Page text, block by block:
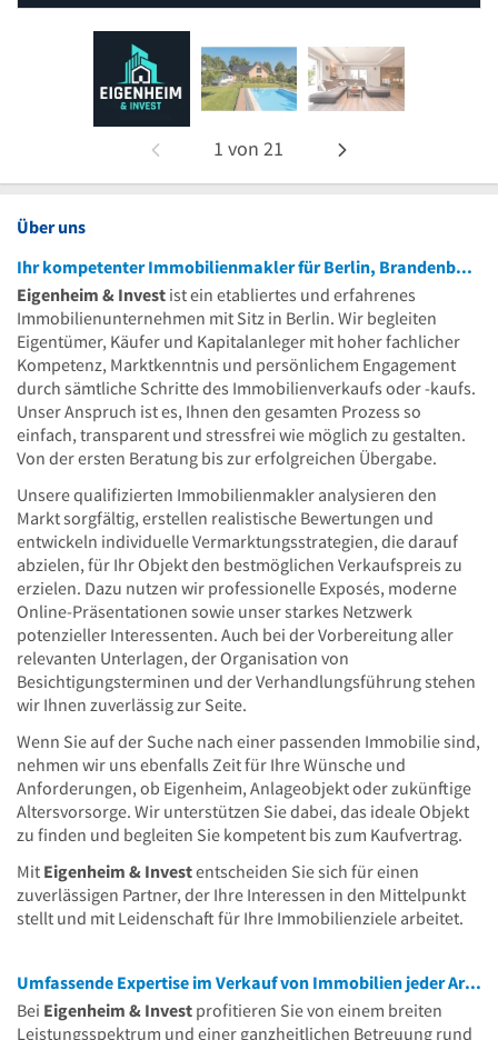
1 von 21
Über uns
Ihr kompetenter Immobilienmakler für Berlin, Brandenburg und Umgebung
Eigenheim & Invest ist ein etabliertes und erfahrenes
Immobilienunternehmen mit Sitz in Berlin. Wir begleiten
Eigentümer, Käufer und Kapitalanleger mit hoher fachlicher
Kompetenz, Marktkenntnis und persönlichem Engagement
durch sämtliche Schritte des Immobilienverkaufs oder -kaufs.
Unser Anspruch ist es, Ihnen den gesamten Prozess so
einfach, transparent und stressfrei wie möglich zu gestalten.
Von der ersten Beratung bis zur erfolgreichen Übergabe.
Unsere qualifizierten Immobilienmakler analysieren den
Markt sorgfältig, erstellen realistische Bewertungen und
entwickeln individuelle Vermarktungsstrategien, die darauf
abzielen, für Ihr Objekt den bestmöglichen Verkaufspreis zu
erzielen. Dazu nutzen wir professionelle Exposés, moderne
Online-Präsentationen sowie unser starkes Netzwerk
potenzieller Interessenten. Auch bei der Vorbereitung aller
relevanten Unterlagen, der Organisation von
Besichtigungsterminen und der Verhandlungsführung stehen
wir Ihnen zuverlässig zur Seite.
Wenn Sie auf der Suche nach einer passenden Immobilie sind,
nehmen wir uns ebenfalls Zeit für Ihre Wünsche und
Anforderungen, ob Eigenheim, Anlageobjekt oder zukünftige
Altersvorsorge. Wir unterstützen Sie dabei, das ideale Objekt
zu finden und begleiten Sie kompetent bis zum Kaufvertrag.
Mit Eigenheim & Investentscheiden Sie sich für einen
zuverlässigen Partner, der Ihre Interessen in den Mittelpunkt
stellt und mit Leidenschaft für Ihre Immobilienziele arbeitet.
Umfassende Expertise im Verkauf von Immobilien jeder Art: Wohnungen, Einfamilienhäuser, Mehrfamilienhäuser und Grundstücke.
Bei Eigenheim & Invest profitieren Sie von einem breiten
Leistungsspektrum und einer ganzheitlichen Betreuung rund